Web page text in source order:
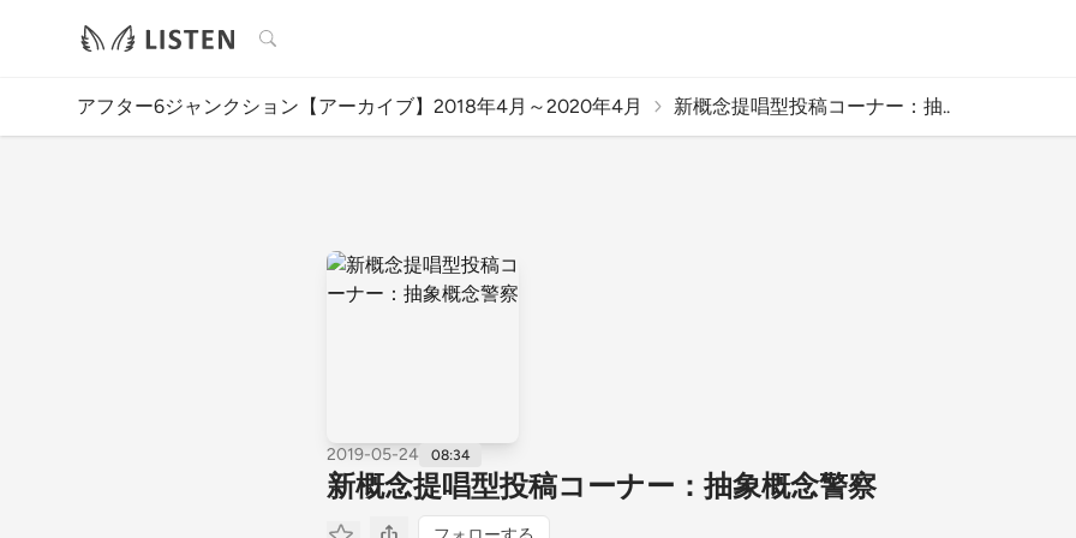
検索
アフター6ジャンクション【アーカイブ】2018年4月～2020年4月 新概念提唱型投稿コーナー：抽..
2019-05-24 08:34
新概念提唱型投稿コーナー：抽象概念警察